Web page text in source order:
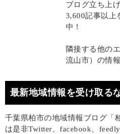
ブログ立ち上
3,600記事以上
中！
隣接する他の
流山市）の情
最新地域情報を受け取る
千葉県柏市の地域情報ブログ「
は是非Twitter、facebook、